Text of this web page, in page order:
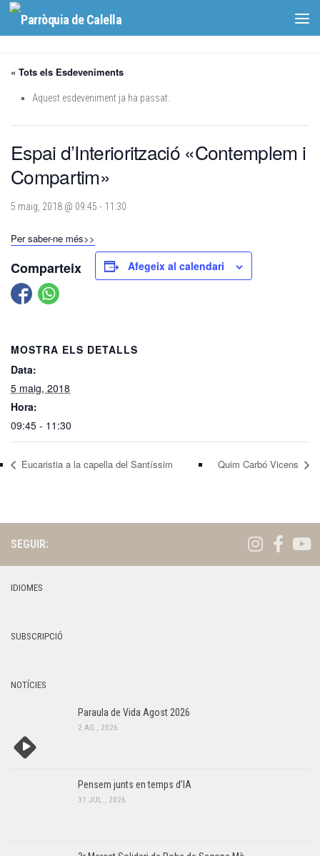
Skip to content
« Tots els Esdeveniments
Aquest esdeveniment ja ha passat.
Espai d’Interiorització «Contemplem i
Compartim»
5 maig, 2018 @ 09:45 - 11:30
Per saber-ne més>>
Comparteix Afegeix al calendari
MOSTRA ELS DETALLS
Data:
5 maig, 2018
Hora:
09:45 - 11:30
Eucaristia a la capella del Santíssim Quim Carbó Vicens
SEGUIR:
IDIOMES
SUBSCRIPCIÓ
NOTÍCIES
Paraula de Vida Agost 2026
2 AG., 2026
Pensem junts en temps d’IA
31 JUL., 2026